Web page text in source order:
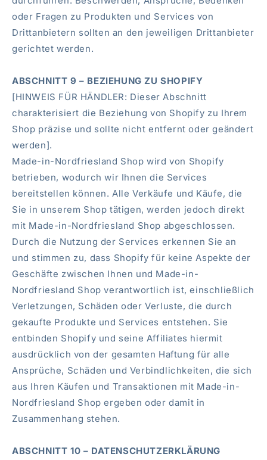
oder Fragen zu Produkten und Services von
Drittanbietern sollten an den jeweiligen Drittanbieter
gerichtet werden.
ABSCHNITT 9 – BEZIEHUNG ZU SHOPIFY
[HINWEIS FÜR HÄNDLER: Dieser Abschnitt
charakterisiert die Beziehung von Shopify zu Ihrem
Shop präzise und sollte nicht entfernt oder geändert
werden].
Made-in-Nordfriesland Shop wird von Shopify
betrieben, wodurch wir Ihnen die Services
bereitstellen können. Alle Verkäufe und Käufe, die
Sie in unserem Shop tätigen, werden jedoch direkt
mit Made-in-Nordfriesland Shop abgeschlossen.
Durch die Nutzung der Services erkennen Sie an
und stimmen zu, dass Shopify für keine Aspekte der
Geschäfte zwischen Ihnen und Made-in-
Nordfriesland Shop verantwortlich ist, einschließlich
Verletzungen, Schäden oder Verluste, die durch
gekaufte Produkte und Services entstehen. Sie
entbinden Shopify und seine Affiliates hiermit
ausdrücklich von der gesamten Haftung für alle
Ansprüche, Schäden und Verbindlichkeiten, die sich
aus Ihren Käufen und Transaktionen mit Made-in-
Nordfriesland Shop ergeben oder damit in
Zusammenhang stehen.
ABSCHNITT 10 – DATENSCHUTZERKLÄRUNG